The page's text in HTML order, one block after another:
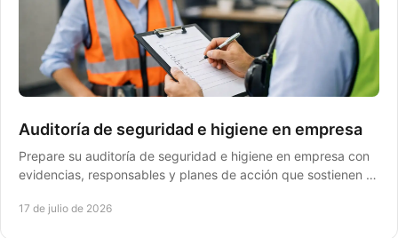
Auditoría de seguridad e higiene en empresa
Prepare su auditoría de seguridad e higiene en empresa con
evidencias, responsables y planes de acción que sostienen el
17 de julio de 2026